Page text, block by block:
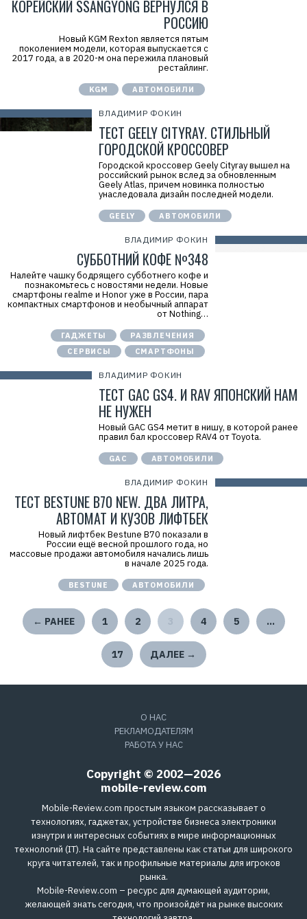
КОРЕЙСКИЙ SSANGYONG ВЕРНУЛСЯ В
РОССИЮ
Новый KGM Rexton является пятым
поколением модели, которая выпускается с
2017 года, а в 2020-м она пережила плановый
рестайлинг.
KGM АВТОМОБИЛИ
ВЛАДИМИР ФОКИН
ТЕСТ GEELY CITYRAY. СТИЛЬНЫЙ
ГОРОДСКОЙ КРОССОВЕР
Городской кроссовер Geely Cityray вышел на
российский рынок вслед за обновленным
Geely Atlas, причем новинка полностью
унаследовала дизайн последней модели.
GEELY АВТОМОБИЛИ
ВЛАДИМИР ФОКИН
СУББОТНИЙ КОФЕ №348
Налейте чашку бодрящего субботнего кофе и
познакомьтесь с новостями недели. Новые
смартфоны realme и Honor уже в России, пара
компактных смартфонов и необычный аппарат
от Nothing…
ГАДЖЕТЫ
РАЗВЛЕЧЕНИЯ
СЕРВИСЫ
СМАРТФОНЫ
ВЛАДИМИР ФОКИН
ТЕСТ GAC GS4. И RAV ЯПОНСКИЙ НАМ
НЕ НУЖЕН
Новый GAC GS4 метит в нишу, в которой ранее
правил бал кроссовер RAV4 от Toyota.
GAC АВТОМОБИЛИ
ВЛАДИМИР ФОКИН
ТЕСТ BESTUNE B70 NEW. ДВА ЛИТРА,
АВТОМАТ И КУЗОВ ЛИФТБЕК
Новый лифтбек Bestune B70 показали в
России ещё весной прошлого года, но
массовые продажи автомобиля начались лишь
в начале 2025 года.
BESTUNE АВТОМОБИЛИ
← РАНЕЕ 1 2 4 5 …
17 ДАЛЕЕ →
О НАС
РЕКЛАМОДАТЕЛЯМ
РАБОТА У НАС
Copyright © 2002—2026
mobile-review.com
Mobile-Review.com простым языком рассказывает о
технологиях, гаджетах, устройстве бизнеса электроники
изнутри и интересных событиях в мире информационных
технологий (IT). На сайте представлены как статьи для широкого
круга читателей, так и профильные материалы для игроков
рынка.
Mobile-Review.com – ресурс для думающей аудитории,
желающей знать сегодня, что произойдёт на рынке высоких